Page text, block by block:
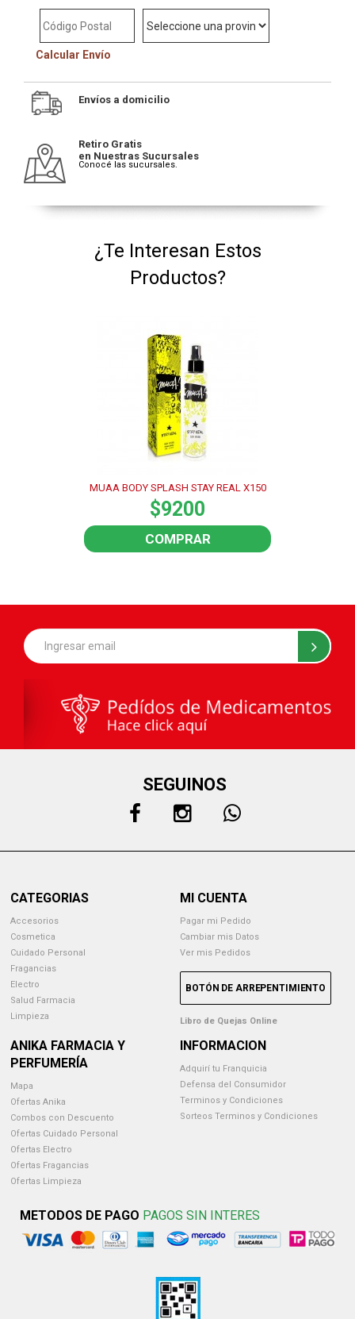
Calcular Envío
Envíos a domicilio
Retiro Gratis
en Nuestras Sucursales
Conocé las sucursales.
¿Te Interesan Estos
Productos?
MUAA BODY SPLASH STAY REAL X150
$9200
COMPRAR
SEGUINOS
CATEGORIAS
Accesorios
Cosmetica
Cuidado Personal
Fragancias
Electro
Salud Farmacia
Limpieza
MI CUENTA
Pagar mi Pedido
Cambiar mis Datos
Ver mis Pedidos
BOTÓN DE ARREPENTIMIENTO
Libro de Quejas Online
ANIKA FARMACIA Y
PERFUMERÍA
Mapa
Ofertas Anika
Combos con Descuento
Ofertas Cuidado Personal
Ofertas Electro
Ofertas Fragancias
Ofertas Limpieza
INFORMACION
Adquirí tu Franquicia
Defensa del Consumidor
Terminos y Condiciones
Sorteos Terminos y Condiciones
METODOS DE PAGO PAGOS SIN INTERES